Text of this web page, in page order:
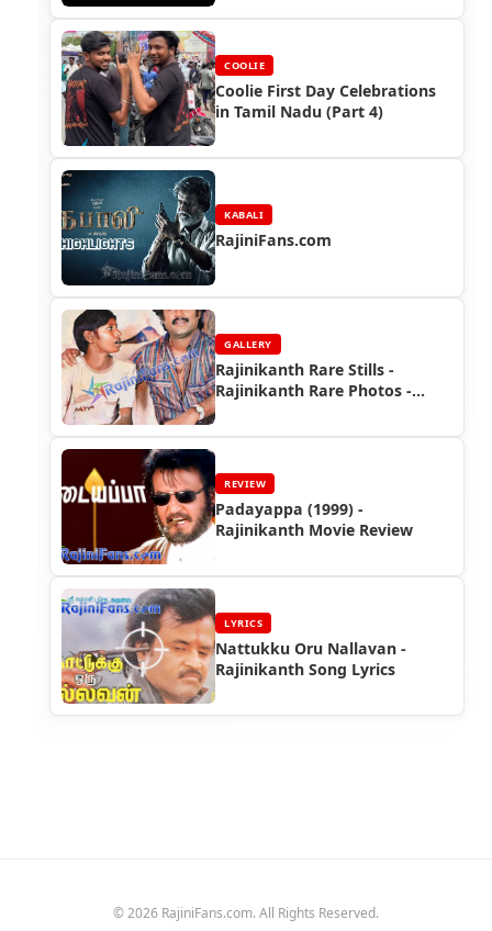
COOLIE
Coolie First Day Celebrations
in Tamil Nadu (Part 4)
KABALI
RajiniFans.com
GALLERY
Rajinikanth Rare Stills -
Rajinikanth Rare Photos -
REVIEW
Padayappa (1999) -
Rajinikanth Movie Review
LYRICS
Nattukku Oru Nallavan -
Rajinikanth Song Lyrics
© 2026 RajiniFans.com. All Rights Reserved.